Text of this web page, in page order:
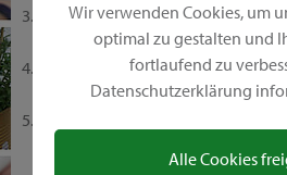
Wir verwenden Cookies, um
optimal zu gestalten und
fortlaufend zu
Datenschutzerklärung
Alle Cookies
3. Mit OutdoorDecor Weiß,
4. Ohren mit RubbelColl an ein
5. Die Steine mit OutdoorDecor